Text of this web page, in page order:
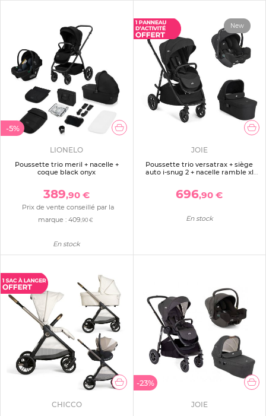
-5%
LIONELO
Poussette trio meril + nacelle +
coque black onyx
389,90 €
Prix de vente conseillé par la
marque : 409,90 €
En stock
New
JOIE
Poussette trio versatrax + siège
auto i-snug 2 + nacelle ramble xl
696,90 €
En stock
CHICCO
-23%
JOIE